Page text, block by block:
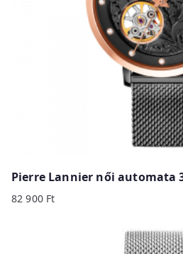
Pierre Lannier női automata
82 900 Ft